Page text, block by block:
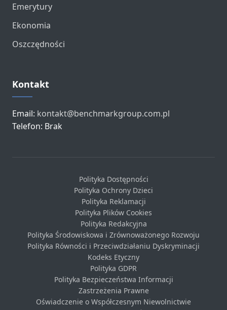
Emerytury
Ekonomia
Oszczędności
Kontakt
Email: kontakt@benchmarkgroup.com.pl
Telefon: Brak
Polityka Dostępności
Polityka Ochrony Dzieci
Polityka Reklamacji
Polityka Plików Cookies
Polityka Redakcyjna
Polityka Środowiskowa i Zrównoważonego Rozwoju
Polityka Równości i Przeciwdziałaniu Dyskryminacji
Kodeks Etyczny
Polityka GDPR
Polityka Bezpieczeństwa Informacji
Zastrzeżenia Prawne
Oświadczenie o Współczesnym Niewolnictwie